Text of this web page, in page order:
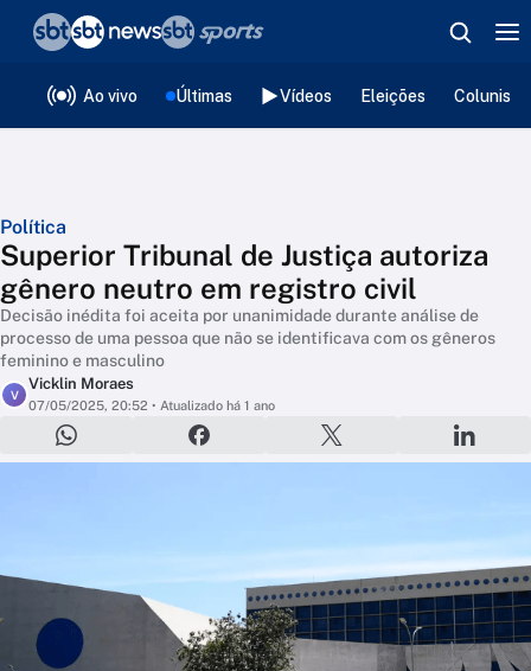
Ao vivo Últimas Vídeos Eleições
Política
Superior Tribunal de Justiça autoriza
gênero neutro em registro civil
Decisão inédita foi aceita por unanimidade durante análise de
processo de uma pessoa que não se identificava com os gêneros
feminino e masculino
V
Vicklin Moraes
07/05/2025, 20:52 • Atualizado há 1 ano
❮voltar
Editorias